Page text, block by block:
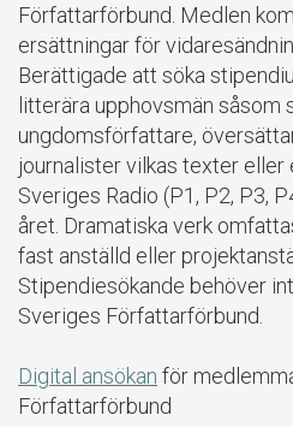
Författarförbund. Medlen
ersättningar för
Berättigade att söka
litterära upphovsmän såsom
ungdomsförfattare,
journalister vilkas texter eller
Sveriges Radio (P1, P2, P3,
året. Dramatiska verk
fast anställd eller
Stipendiesökande behöver
Sveriges Författarförbund.
Digital ansökan för
Författarförbund